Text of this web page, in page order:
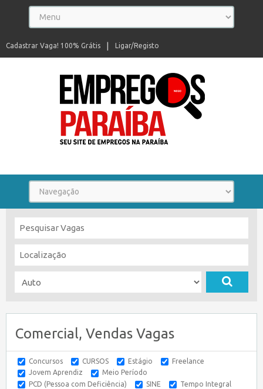
Ligar/Registo
Cadastrar Vaga! 100% Grátis
Comercial, Vendas Vagas
Concursos CURSOS Estágio
Freelance
Jovem Aprendiz
Meio Período
PCD (Pessoa com Deficiência)
SINE
Tempo Integral